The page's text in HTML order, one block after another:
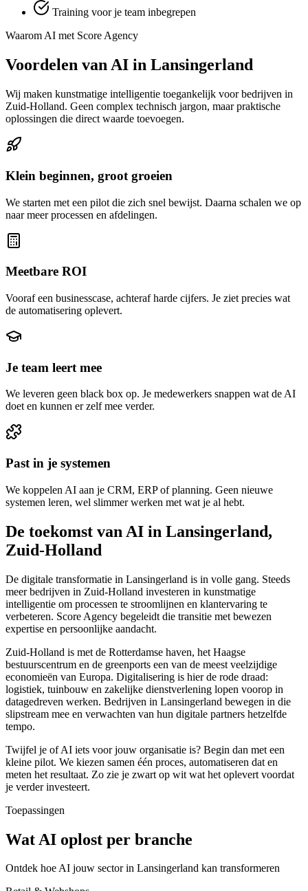
Training voor je team inbegrepen
Waarom AI met Score Agency
Voordelen van AI in Lansingerland
Wij maken kunstmatige intelligentie toegankelijk voor bedrijven in
Zuid-Holland. Geen complex technisch jargon, maar praktische
oplossingen die direct waarde toevoegen.
Klein beginnen, groot groeien
We starten met een pilot die zich snel bewijst. Daarna schalen we op
naar meer processen en afdelingen.
Meetbare ROI
Vooraf een businesscase, achteraf harde cijfers. Je ziet precies wat
de automatisering oplevert.
Je team leert mee
We leveren geen black box op. Je medewerkers snappen wat de AI
doet en kunnen er zelf mee verder.
Past in je systemen
We koppelen AI aan je CRM, ERP of planning. Geen nieuwe
systemen leren, wel slimmer werken met wat je al hebt.
De toekomst van AI in Lansingerland,
Zuid-Holland
De digitale transformatie in Lansingerland is in volle gang. Steeds
meer bedrijven in Zuid-Holland investeren in kunstmatige
intelligentie om processen te stroomlijnen en klantervaring te
verbeteren. Score Agency begeleidt die transitie met bewezen
expertise en persoonlijke aandacht.
Zuid-Holland is met de Rotterdamse haven, het Haagse
bestuurscentrum en de greenports een van de meest veelzijdige
economieën van Europa. Digitalisering is hier de rode draad:
logistiek, tuinbouw en zakelijke dienstverlening lopen voorop in
datagedreven werken. Bedrijven in Lansingerland bewegen in die
slipstream mee en verwachten van hun digitale partners hetzelfde
tempo.
Twijfel je of AI iets voor jouw organisatie is? Begin dan met een
kleine pilot. We kiezen samen één proces, automatiseren dat en
meten het resultaat. Zo zie je zwart op wit wat het oplevert voordat
je verder investeert.
Toepassingen
Wat AI oplost per branche
Ontdek hoe AI jouw sector in Lansingerland kan transformeren